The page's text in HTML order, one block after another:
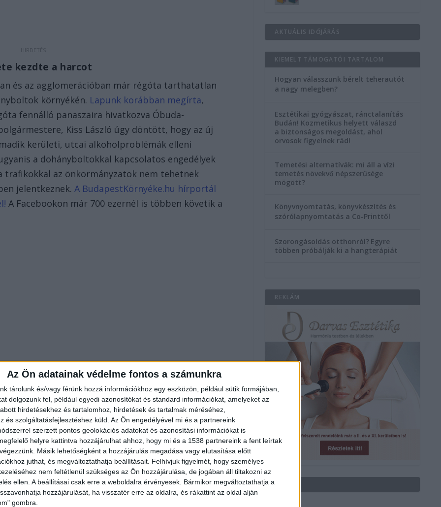
Az Ön adatainak védelme fontos a számunkra
tárolunk és/vagy férünk hozzá információkhoz egy eszközön, például sütik formájában,
dolgozunk fel, például egyedi azonosítókat és standard információkat, amelyeket az
hirdetésekhez és tartalomhoz, hirdetések és tartalmak méréséhez,
és szolgáltatásfejlesztéshez küld. Az Ön engedélyével mi és a partnereink
szerzett pontos geolokációs adatokat és azonosítási információkat is
helyre kattintva hozzájárulhat ahhoz, hogy mi és a 1538 partnereink a fent leírtak
Másik lehetőségként a hozzájárulás megadása vagy elutasítása előtt
juthat, és megváltoztathatja beállításait. Felhívjuk figyelmét, hogy személyes
nem feltétlenül szükséges az Ön hozzájárulása, de jogában áll tiltakozni az
ellen. A beállításai csak erre a weboldalra érvényesek. Bármikor megváltoztathatja a
hozzájárulását, ha visszatér erre az oldalra, és rákattint az oldal alján
gombra.
kezdte a harcot
és az agglomerációban már régóta tarthatatlan
környékén. Lapunk korábban megírta,
fennálló panaszaira hivatkozva Óbuda-
Kiss László úgy döntött, hogy az új
kerületi, utcai alkoholproblémák elleni
a dohányboltokkal kapcsolatos engedélyek
trafikokkal az önkormányzatok nem tehetnek
jelentkeznek.A BudapestKörnyéke.hu hírportál
A Facebookon már 700 ezernél is többen követik a
a fővárosban
a dohányboltok kapcsán a jegyzői hatáskör
panaszkezelés megerősítését. A harmadik
a dohányboltokban az alkoholtartalmú italok
Alternatív megoldásként jogot kérnek arra,
az éjszakai alkoholeladást a trafikokban, a lakók
érdekében, hogy a kereskedelmi tevékenység
AKTUÁLIS IDŐJÁRÁS
KIEMELT TÁMOGATÓI TARTALOM
Hogyan válasszunk bérelt teherautót
a nagy melegben?
Esztétikai gyógyászat, ránctalanítás
Budán! Kozmetikus helyett válaszd
a biztonságos megoldást, ahol
orvosok figyelnek rád!
Temetési alternatívák: mi áll a vízi
temetés növekvő népszerűsége
mögött?
Könyvnyomtatás, könyvkészítés és
szórólapnyomtatás a Co-Printtől
Szorongásoldás otthonról? Egyre
többen próbálják ki a hangterápiát
REKLÁM